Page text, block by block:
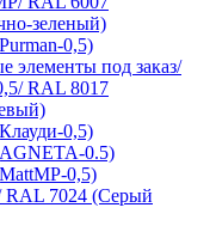
зеленый)
0,5)
элементы под заказ/
RAL 8017
0,5)
0.5)
0,5)
RAL 7024 (Серый